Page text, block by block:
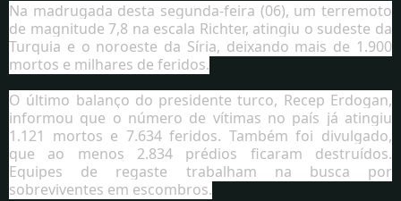
Na madrugada desta segunda-feira (06), um terremoto
de magnitude 7,8 na escala Richter, atingiu o sudeste da
Turquia e o noroeste da Síria, deixando mais de 1.900
mortos e milhares de feridos.
O último balanço do presidente turco, Recep Erdogan,
informou que o número de vítimas no país já atingiu
1.121 mortos e 7.634 feridos. Também foi divulgado,
que ao menos 2.834 prédios ficaram destruídos.
Equipes de regaste trabalham na busca por
sobreviventes em escombros.